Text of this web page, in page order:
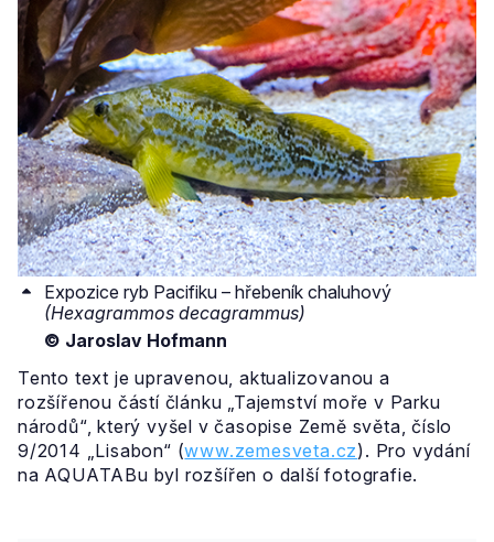
Expozice ryb Pacifiku – hřebeník chaluhový
(Hexagrammos decagrammus)
© Jaroslav Hofmann
Tento text je upravenou, aktualizovanou a
rozšířenou částí článku „Tajemství moře v Parku
národů“, který vyšel v časopise Země světa, číslo
9/2014 „Lisabon“ (www.zemesveta.cz). Pro vydání
na AQUATABu byl rozšířen o další fotografie.